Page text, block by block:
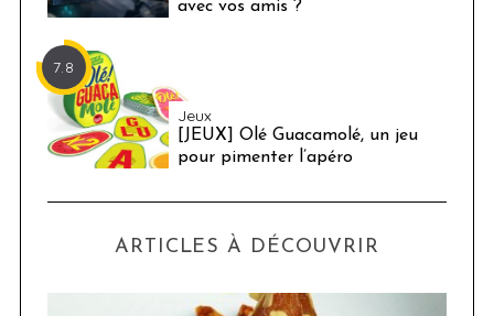
avec vos amis ?
7.8
Jeux
[JEUX] Olé Guacamolé, un jeu
pour pimenter l’apéro
ARTICLES À DÉCOUVRIR